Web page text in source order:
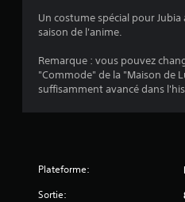
Un costume spécial pour
saison de l'anime.
Remarque : vous pouvez
"Commode" de la "Maison de
suffisamment avancé dans
Plateforme:
Sortie: